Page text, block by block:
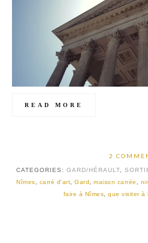
READ MORE
2
CATEGORIES:GARD/HÉRAULT,
Nîmes, carré d'art,Gard ,maison carrée ,
faire à Nîmes, que visiter à